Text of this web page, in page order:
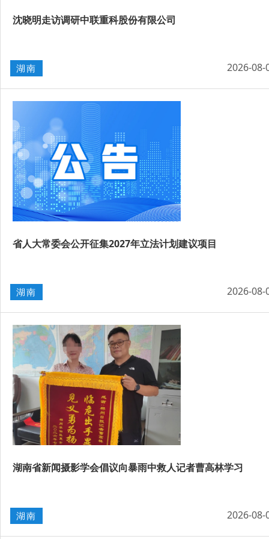
沈晓明走访调研中联重科股份有限公司
湖南 2026-08-
省人大常委会公开征集2027年立法计划建议项目
湖南 2026-08-
湖南省新闻摄影学会倡议向暴雨中救人记者曹高林学习
湖南 2026-08-